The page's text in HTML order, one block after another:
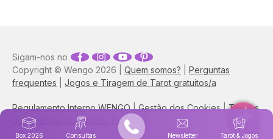
Box 2026 Consultas Newsletter Tarot & Jogos
Copyright © Wengo 2026 | Quem somos?
Perguntas
frequentes
Jogos e Tiragem de Tarot gratuitos/a
Regulamento Interno WENGO|Gestão dos Cookies|Termos
de Proteção dos Dados Pessoais
Sigam-nos no